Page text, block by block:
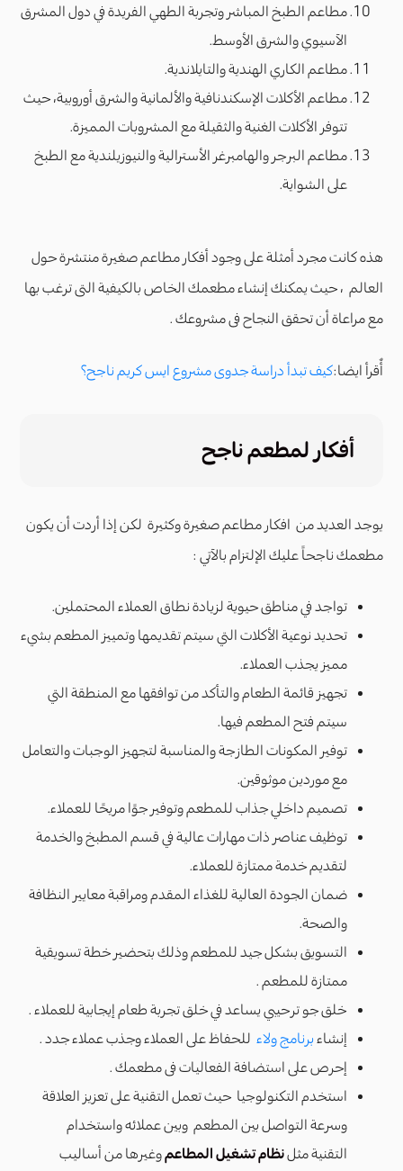
مطاعم الطبخ المباشر وتجربة الطهي الفريدة في دول المشرق
الآسيوي والشرق الأوسط.
مطاعم الكاري الهندية والتايلاندية.
مطاعم الأكلات الإسكندنافية والألمانية والشرق أوروبية، حيث
تتوفر الأكلات الغنية والثقيلة مع المشروبات المميزة.
مطاعم البرجر والهامبرغر الأسترالية والنيوزيلندية مع الطبخ
على الشواية.
هذه كانت مجرد أمثلة على وجود أفكار مطاعم صغيرة منتشرة حول
العالم ، حيث يمكنك إنشاء مطعمك الخاص بالكيفية التى ترغب بها
مع مراعاة أن تحقق النجاح فى مشروعك .
أٌقرأ ايضا:كيف تبدأ دراسة جدوى مشروع ايس كريم ناجح؟
أفكار لمطعم ناجح
يوجد العديد من افكار مطاعم صغيرة وكثيرة لكن إذا أردت أن يكون
مطعمك ناجحاً عليك الإلتزام بالآتي :
تواجد في مناطق حيوية لزيادة نطاق العملاء المحتملين.
تحديد نوعية الأكلات التي سيتم تقديمها وتمييز المطعم بشيء
مميز يجذب العملاء.
تجهيز قائمة الطعام والتأكد من توافقها مع المنطقة التي
سيتم فتح المطعم فيها.
توفير المكونات الطازجة والمناسبة لتجهيز الوجبات والتعامل
مع موردين موثوقين.
تصميم داخلي جذاب للمطعم وتوفير جوًا مريحًا للعملاء.
توظيف عناصر ذات مهارات عالية في قسم المطبخ والخدمة
لتقديم خدمة ممتازة للعملاء.
ضمان الجودة العالية للغذاء المقدم ومراقبة معايير النظافة
والصحة.
التسويق بشكل جيد للمطعم وذلك بتحضير خطة تسويقية
ممتازة للمطعم .
خلق جو ترحيبي يساعد في خلق تجربة طعام إيجابية للعملاء .
إنشاءبرنامج ولاء للحفاظ على العملاء وجذب عملاء جدد .
إحرص على استضافة الفعاليات فى مطعمك .
استخدم التكنولوجيا حيث تعمل التقنية على تعزيز العلاقة
وسرعة التواصل بين المطعم وبين عملائه واستخدام
التقنية مثلنظام تشغيل المطاعموغيرها من أساليب